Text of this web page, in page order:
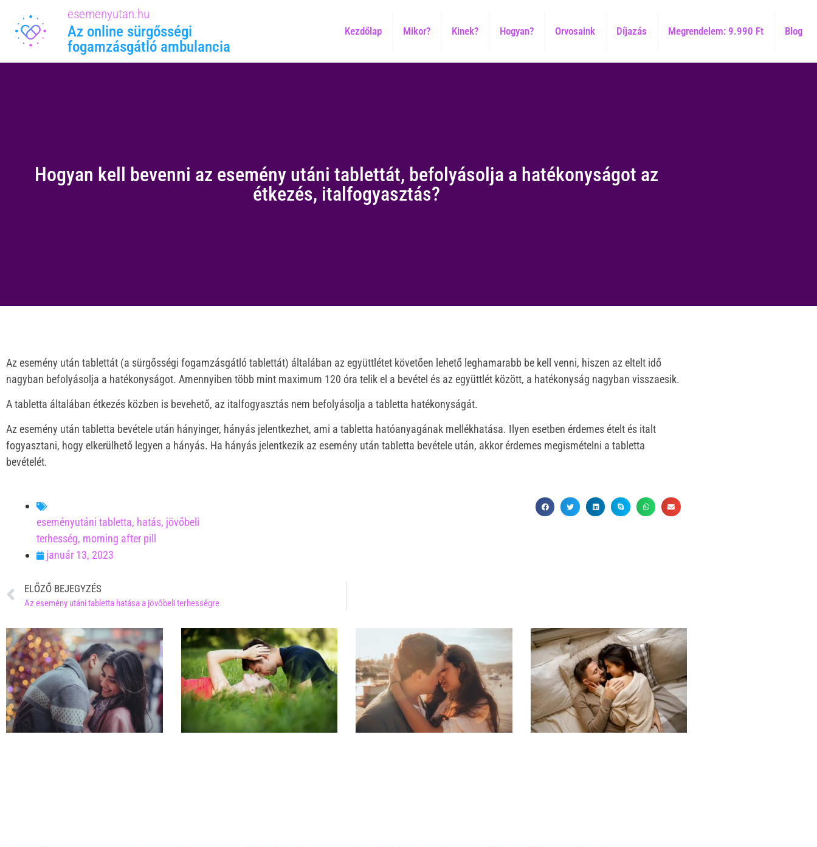
esemenyutan.hu
Az online sürgősségi
fogamzásgátló ambulancia
Kezdőlap Mikor? Kinek? Hogyan? Orvosaink Díjazás Megrendelem: 9.990 Ft Blog
Hogyan kell bevenni az esemény utáni tablettát, befolyásolja a hatékonyságot az
étkezés, italfogyasztás?
Az esemény után tablettát (a sürgősségi fogamzásgátló tablettát) általában az együttlétet követően lehető leghamarabb be kell venni, hiszen az eltelt idő
nagyban befolyásolja a hatékonyságot. Amennyiben több mint maximum 120 óra telik el a bevétel és az együttlét között, a hatékonyság nagyban visszaesik.
A tabletta általában étkezés közben is bevehető, az italfogyasztás nem befolyásolja a tabletta hatékonyságát.
Az esemény után tabletta bevétele után hányinger, hányás jelentkezhet, ami a tabletta hatóanyagának mellékhatása. Ilyen esetben érdemes ételt és italt
fogyasztani, hogy elkerülhető legyen a hányás. Ha hányás jelentkezik az esemény után tabletta bevétele után, akkor érdemes megismételni a tabletta
bevételét.
eseményutáni tabletta, hatás, jövőbeli
terhesség, morning after pill
január 13, 2023
ELŐZŐ BEJEGYZÉS
Az esemény utáni tabletta hatása a jövőbeli terhességre